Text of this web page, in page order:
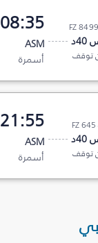
توقف
08:35
ASM
أسمرة
توقف
21:55
ASM
أسمرة